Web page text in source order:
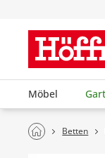
Möbel
Betten